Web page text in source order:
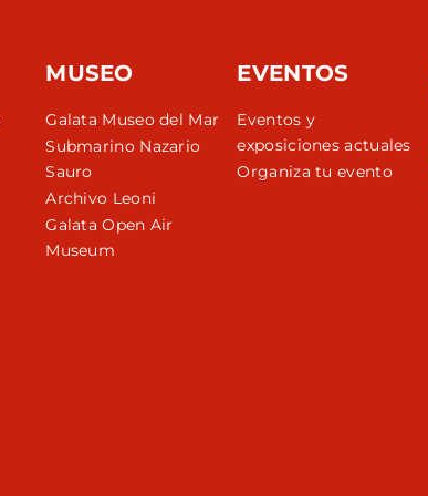
MUSEO
Galata Museo del Mar
Submarino Nazario
Sauro
Archivo Leoni
Galata Open Air
Museum
EVENTOS
Eventos y
exposiciones actuales
Organiza tu evento